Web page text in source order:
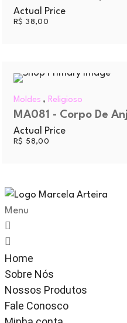
Actual Price
R$ 38,00
Moldes , Religioso
MA081 - Corpo De
Actual Price
R$ 58,00
Menu
Home
Sobre Nós
Nossos Produtos
Fale Conosco